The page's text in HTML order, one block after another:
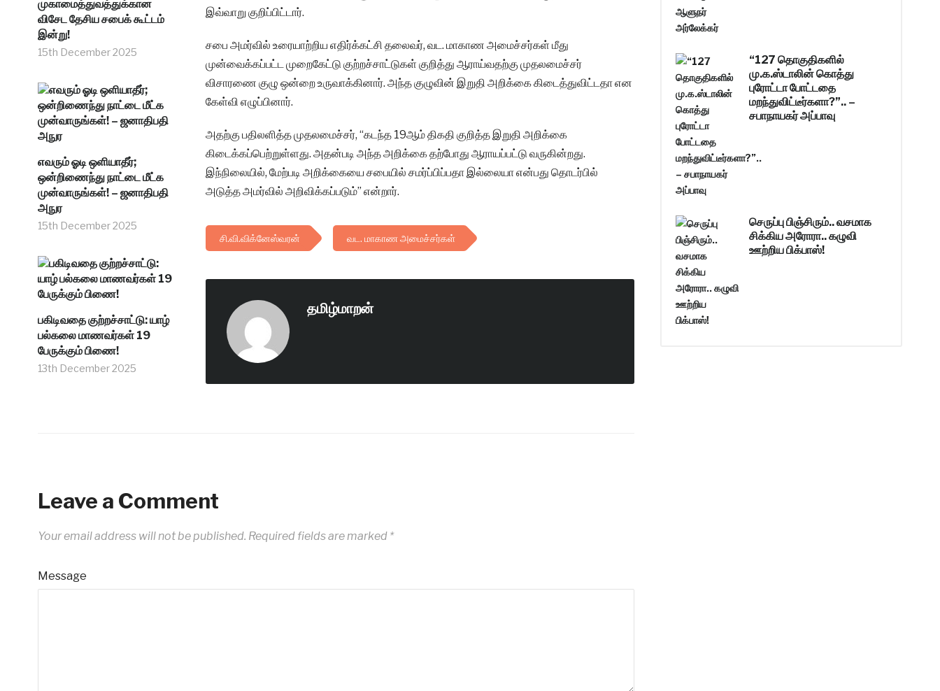
முகாமைத்துவத்துக்கான
விசேட தேசிய சபைக் கூட்டம்
இன்று!
15th December 2025
எவரும் ஓடி ஒளியாதீர்;
ஒன்றிணைந்து நாட்டை மீட்க
முன்வாருங்கள்! – ஜனாதிபதி
அநுர
15th December 2025
பகிடிவதை குற்றச்சாட்டு: யாழ்
பல்கலை மாணவர்கள் 19
பேருக்கும் பிணை!
13th December 2025
இவ்வாறு குறிப்பிட்டார்.
சபை அமர்வில் உரையாற்றிய எதிர்க்கட்சி தலைவர், வட. மாகாண அமைச்சர்கள் மீது
முன்வைக்கப்பட்ட முறைகேட்டு குற்றச்சாட்டுகள் குறித்து ஆராய்வதற்கு முதலமைச்சர்
விசாரணை குழு ஒன்றை உருவாக்கினார். அந்த குழுவின் இறுதி அறிக்கை கிடைத்துவிட்டதா என
கேள்வி எழுப்பினார்.
அதற்கு பதிலளித்த முதலமைச்சர், “கடந்த 19ஆம் திகதி குறித்த இறுதி அறிக்கை
கிடைக்கப்பெற்றுள்ளது. அதன்படி அந்த அறிக்கை தற்போது ஆராயப்பட்டு வருகின்றது.
இந்நிலையில், மேற்படி அறிக்கையை சபையில் சமர்ப்பிப்பதா இல்லையா என்பது தொடர்பில்
அடுத்த அமர்வில் அறிவிக்கப்படும்” என்றார்.
சி.வி.விக்னேஸ்வரன் வட. மாகாண அமைச்சர்கள்
தமிழ்மாறன்
Leave a Comment
Your email address will not be published. Required fields are marked *
Message
“127 தொகுதிகளில்
மு.க.ஸ்டாலின் கொத்து
புரோட்டா போட்டதை
மறந்துவிட்டீர்களா?”.. –
சபாநாயகர் அப்பாவு
செருப்பு பிஞ்சிரும்.. வசமாக
சிக்கிய அரோரா.. கழுவி
ஊற்றிய பிக்பாஸ்!